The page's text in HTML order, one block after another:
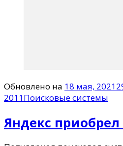
Обновлено на 18 мая, 2021
2011Поисковые системы
Яндекс приобрел